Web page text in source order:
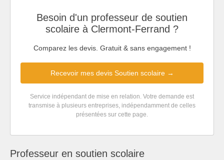
Besoin d'un professeur de soutien
scolaire à Clermont-Ferrand ?
Comparez les devis. Gratuit & sans engagement !
Recevoir mes devis Soutien scolaire →
Service indépendant de mise en relation. Votre demande est
transmise à plusieurs entreprises, indépendamment de celles
présentées sur cette page.
Professeur en soutien scolaire